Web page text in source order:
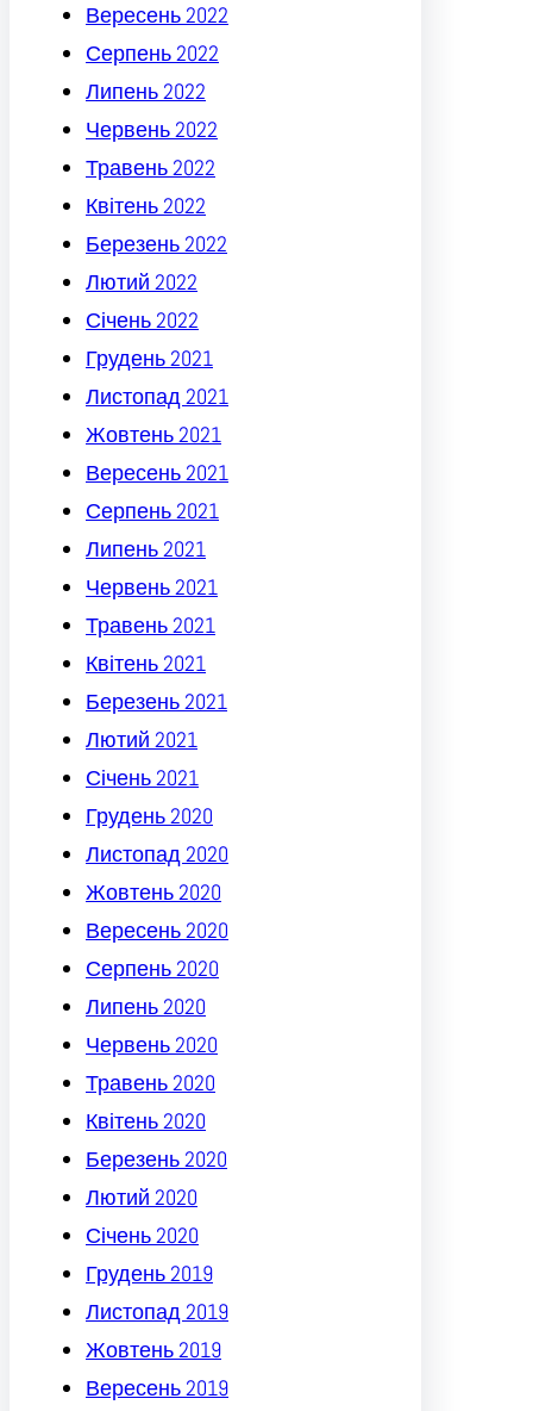
Вересень 2022
Серпень 2022
Липень 2022
Червень 2022
Травень 2022
Квітень 2022
Березень 2022
Лютий 2022
Січень 2022
Грудень 2021
Листопад 2021
Жовтень 2021
Вересень 2021
Серпень 2021
Липень 2021
Червень 2021
Травень 2021
Квітень 2021
Березень 2021
Лютий 2021
Січень 2021
Грудень 2020
Листопад 2020
Жовтень 2020
Вересень 2020
Серпень 2020
Липень 2020
Червень 2020
Травень 2020
Квітень 2020
Березень 2020
Лютий 2020
Січень 2020
Грудень 2019
Листопад 2019
Жовтень 2019
Вересень 2019